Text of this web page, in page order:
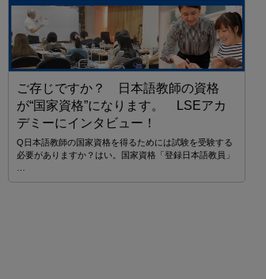
ご存じですか？ 日本語教師の資格
が“国家資格”になります。 LSEアカ
デミーにインタビュー！
Q日本語教師の国家資格を得るためには試験を受験する
必要がありますか？はい。国家資格「登録日本語教員」